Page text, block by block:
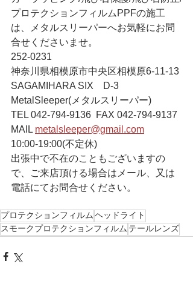
プロテクションフィルムPPFの施工
は、メタルスリーパーへお気軽にお問
合せくださいませ。
252-0231
神奈川県相模原市中央区相模原6-11-13
SAGAMIHARA SIX　D-3
MetalSleeper(メタルスリーパー)
TEL 042-794-9136  FAX 042-794-9137
MAIL metalsleeper@gmail.com
10:00-19:00(不定休)
出張中で不在のこともございますの
で、ご来店頂ける場合はメール、又は
電話にてお問合せください。
プロテクションフィルムヘッドライト
スモークプロテクションフィルム テールレンズ